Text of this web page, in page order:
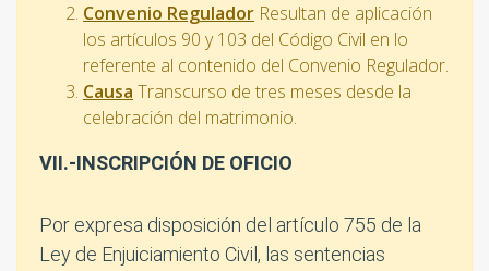
Convenio Regulador Resultan de aplicación
los artículos 90 y 103 del Código Civil en lo
referente al contenido del Convenio Regulador.
Causa Transcurso de tres meses desde la
celebración del matrimonio.
VII.-INSCRIPCIÓN DE OFICIO
Por expresa disposición del artículo 755 de la
Ley de Enjuiciamiento Civil, las sentencias